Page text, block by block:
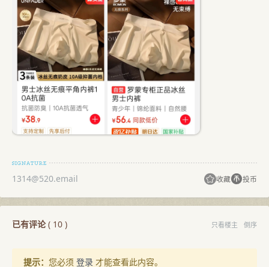
1314@520.email 收藏 投币
已有评论( 10 ) 只看楼主 倒序
提示： 您必须 登录 才能查看此内容。